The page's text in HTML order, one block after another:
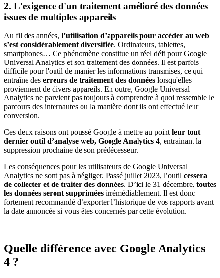
2. L'exigence d'un traitement amélioré des données
issues de multiples appareils
Au fil des années, l’utilisation d’appareils pour accéder au web
s’est considérablement diversifiée. Ordinateurs, tablettes,
smartphones… Ce phénomène constitue un réel défi pour Google
Universal Analytics et son traitement des données. Il est parfois
difficile pour l'outil de manier les informations transmises, ce qui
entraîne des erreurs de traitement des données lorsqu'elles
proviennent de divers appareils. En outre, Google Universal
Analytics ne parvient pas toujours à comprendre à quoi ressemble le
parcours des internautes ou la manière dont ils ont effectué leur
conversion.
Ces deux raisons ont poussé Google à mettre au point leur tout
dernier outil d’analyse web, Google Analytics 4, entrainant la
suppression prochaine de son prédécesseur.
Les conséquences pour les utilisateurs de Google Universal
Analytics ne sont pas à négliger. Passé juillet 2023, l’outil cessera
de collecter et de traiter des données. D’ici le 31 décembre, toutes
les données seront supprimées irrémédiablement. Il est donc
fortement recommandé d’exporter l’historique de vos rapports avant
la date annoncée si vous êtes concernés par cette évolution.
Quelle différence avec Google Analytics
4 ?